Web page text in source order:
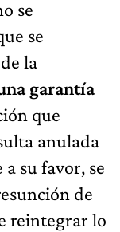
se
se
la
garantía
que
anulada
su favor, se
de
reintegrar lo